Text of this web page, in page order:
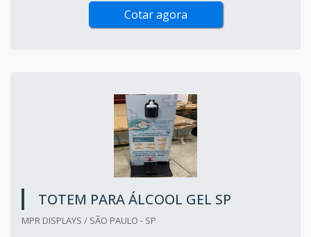
Cotar agora
TOTEM PARA ÁLCOOL GEL SP
MPR DISPLAYS / SÃO PAULO - SP